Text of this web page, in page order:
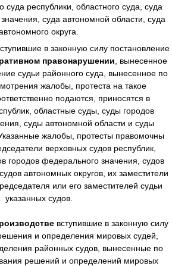
суда республики, областного суда, суда
суда автономной области, суда
округа.
в законную силу постановление
правонарушении , вынесенное
судьи районного суда, вынесенное по
жалобы, протеста на такое
подаются, приносятся в
областные суды, суды городов
суды автономной области и суды
жалобы, протесты правомочны
верховных судов республик,
городов федерального значения, судов
автономных округов, их заместители
или его заместителей судьи
указанных судов.
вступившие в законную силу
и определения мировых судей,
районных судов, вынесенные по
решений и определений мировых